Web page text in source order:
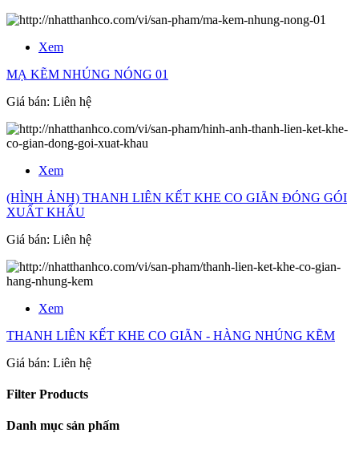
Xem
MẠ KẼM NHÚNG NÓNG 01
Giá bán: Liên hệ
Xem
(HÌNH ẢNH) THANH LIÊN KẾT KHE CO GIÃN ĐÓNG GÓI
XUẤT KHẨU
Giá bán: Liên hệ
Xem
THANH LIÊN KẾT KHE CO GIÃN - HÀNG NHÚNG KẼM
Giá bán: Liên hệ
Filter Products
Danh mục sản phấm